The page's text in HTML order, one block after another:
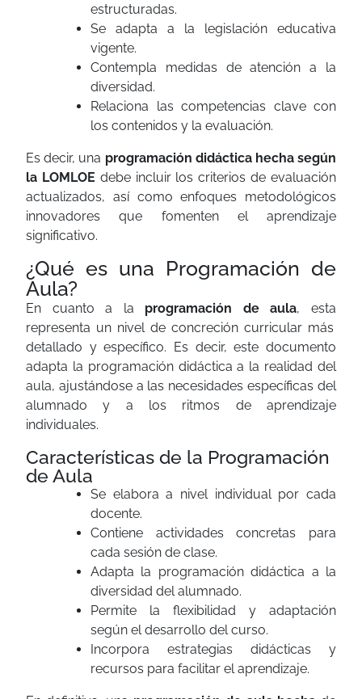
estructuradas.
Se adapta a la legislación educativa
vigente.
Contempla medidas de atención a la
diversidad.
Relaciona las competencias clave con
los contenidos y la evaluación.
Es decir, una programación didáctica hecha según
la LOMLOE debe incluir los criterios de evaluación
actualizados, así como enfoques metodológicos
innovadores que fomenten el aprendizaje
significativo.
¿Qué es una Programación de
Aula?
En cuanto a la programación de aula, esta
representa un nivel de concreción curricular más
detallado y específico. Es decir, este documento
adapta la programación didáctica a la realidad del
aula, ajustándose a las necesidades específicas del
alumnado y a los ritmos de aprendizaje
individuales.
Características de la Programación
de Aula
Se elabora a nivel individual por cada
docente.
Contiene actividades concretas para
cada sesión de clase.
Adapta la programación didáctica a la
diversidad del alumnado.
Permite la flexibilidad y adaptación
según el desarrollo del curso.
Incorpora estrategias didácticas y
recursos para facilitar el aprendizaje.